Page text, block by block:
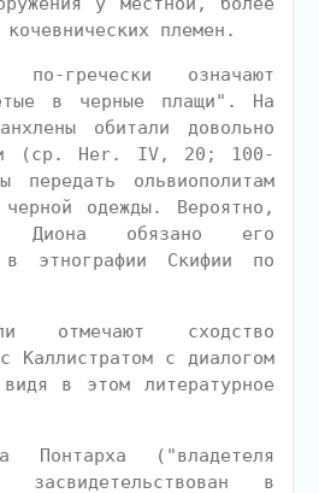
племен.
по-гречески означают
в черные плащи". На
обитали довольно
(ср. Her. IV, 20; 100-
ольвиополитам
одежды. Вероятно,
Диона обязано его
в этнографии Скифии по
отмечают сходство
Каллистратом с диалогом
в этом литературное
Понтарха ("владетеля
в